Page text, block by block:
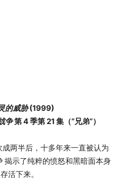
的威胁(1999)
争第 4 季第 21 集（“兄弟”）
两半后，十多年来一直被认为
揭示了纯粹的愤怒和黑暗面本身
活下来。